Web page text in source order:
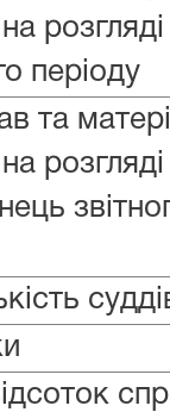
розгляді
періоду
та